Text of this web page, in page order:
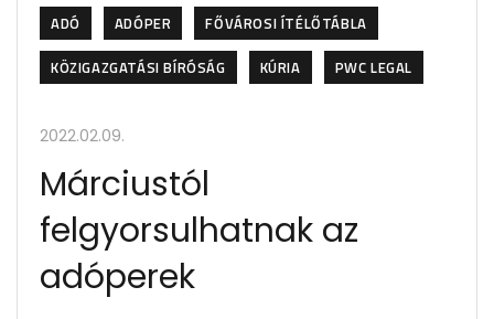
ADÓ ADÓPER
FŐVÁROSI ÍTÉLŐTÁBLA
KÖZIGAZGATÁSI BÍRÓSÁG
KÚRIA PWC LEGAL
2022.02.09.
Márciustól
felgyorsulhatnak az
adóperek